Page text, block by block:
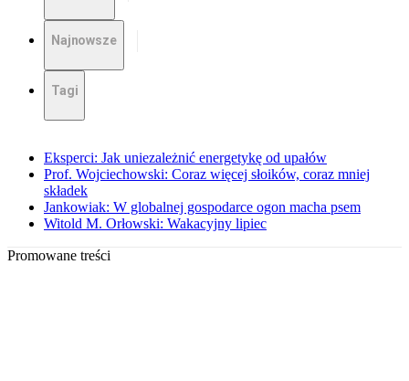
Najnowsze
Tagi
Eksperci: Jak uniezależnić energetykę od upałów
Prof. Wojciechowski: Coraz więcej słoików, coraz mniej
składek
Jankowiak: W globalnej gospodarce ogon macha psem
Witold M. Orłowski: Wakacyjny lipiec
Promowane treści